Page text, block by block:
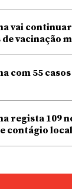
vai
vacinação
com 55
regista 109
contágio local